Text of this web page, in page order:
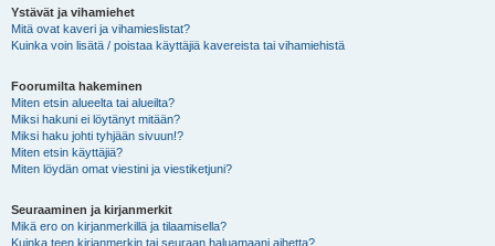
Ystävät ja vihamiehet
Mitä ovat kaveri ja vihamieslistat?
Kuinka voin lisätä / poistaa käyttäjiä kavereista tai vihamiehistä
Foorumilta hakeminen
Miten etsin alueelta tai alueilta?
Miksi hakuni ei löytänyt mitään?
Miksi haku johti tyhjään sivuun!?
Miten etsin käyttäjiä?
Miten löydän omat viestini ja viestiketjuni?
Seuraaminen ja kirjanmerkit
Mikä ero on kirjanmerkillä ja tilaamisella?
Kuinka teen kirjanmerkin tai seuraan haluamaani aihetta?